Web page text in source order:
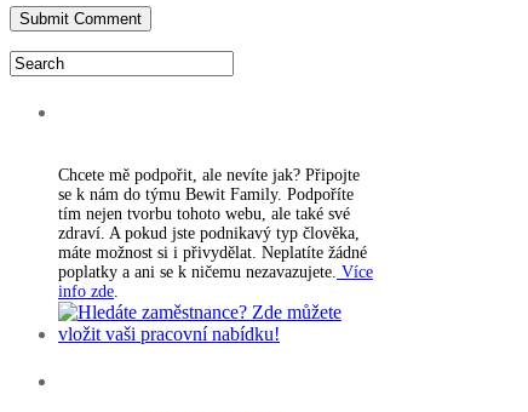
Chcete mě podpořit, ale nevíte jak? Připojte
se k nám do týmu Bewit Family. Podpoříte
tím nejen tvorbu tohoto webu, ale také své
zdraví. A pokud jste podnikavý typ člověka,
máte možnost si i přivydělat. Neplatíte žádné
poplatky a ani se k ničemu nezavazujete. Více
info zde.